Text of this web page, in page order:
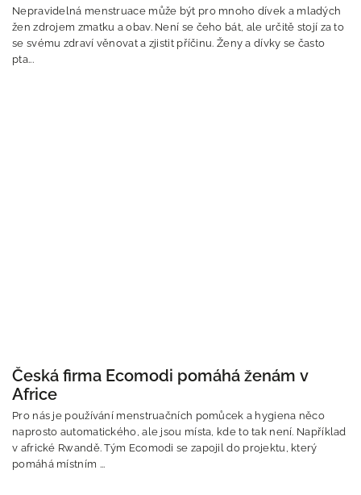
Nepravidelná menstruace může být pro mnoho dívek a mladých
žen zdrojem zmatku a obav. Není se čeho bát, ale určitě stojí za to
se svému zdraví věnovat a zjistit příčinu. Ženy a dívky se často
pta...
Česká firma Ecomodi pomáhá ženám v
Africe
Pro nás je používání menstruačních pomůcek a hygiena něco
naprosto automatického, ale jsou místa, kde to tak není. Například
v africké Rwandě. Tým Ecomodi se zapojil do projektu, který
pomáhá místním ...